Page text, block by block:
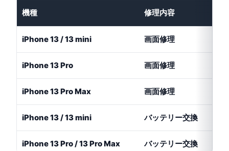
機種 修理内容
iPhone 13 / 13 mini 画面修理
iPhone 13 Pro 画面修理
iPhone 13 Pro Max 画面修理
iPhone 13 / 13 mini バッテリー交換
iPhone 13 Pro / 13 Pro Max バッテリー交換